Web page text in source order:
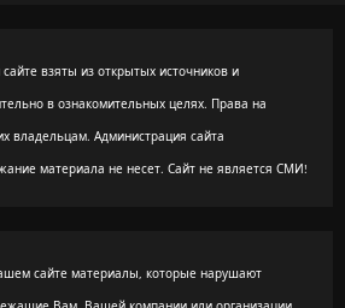
взяты из открытых источников и
в ознакомительных целях. Права на
владельцам. Администрация сайта
материала не несет. Сайт не является СМИ!
сайте материалы, которые нарушают